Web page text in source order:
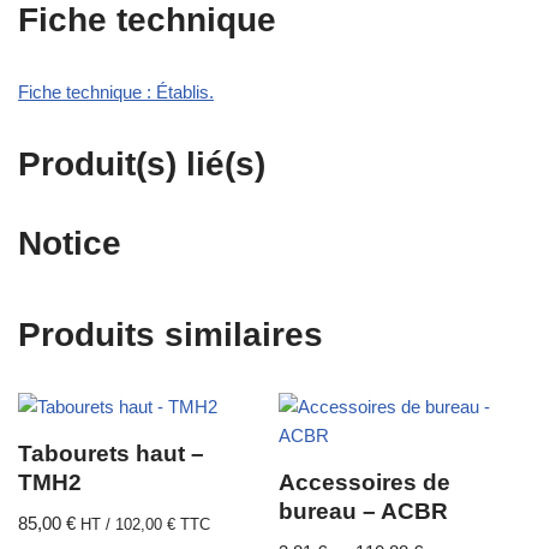
Fiche technique
Fiche technique : Établis.
Produit(s) lié(s)
Notice
Produits similaires
Tabourets haut –
TMH2
85,00 € HT / 102,00 € TTC
Accessoires de
bureau – ACBR